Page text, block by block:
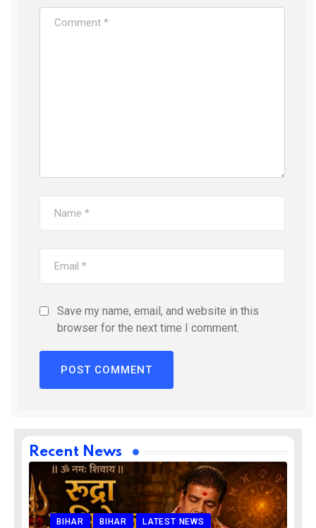
Save my name, email, and website in this
browser for the next time I comment.
Recent News
BIHAR BIHAR LATEST NEWS